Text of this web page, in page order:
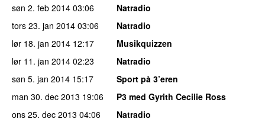
søn 2. feb 2014 03:06
Natradio
tors 23. jan 2014 03:06
Natradio
lør 18. jan 2014 12:17
Musikquizzen
lør 11. jan 2014 02:23
Natradio
søn 5. jan 2014 15:17
Sport på 3’eren
man 30. dec 2013 19:06
P3 med Gyrith Cecilie Ross
ons 25. dec 2013 04:06
Natradio